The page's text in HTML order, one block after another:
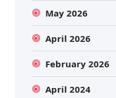
May 2026
April 2026
February 2026
April 2024